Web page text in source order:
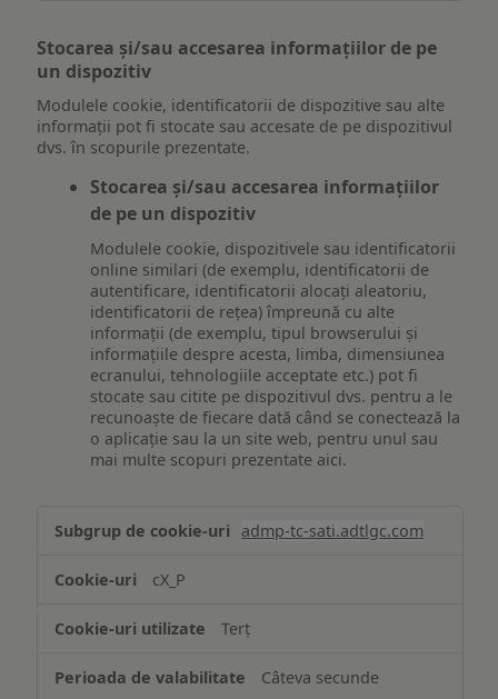
Stocarea și/sau accesarea informațiilor de pe
un dispozitiv
Modulele cookie, identificatorii de dispozitive sau alte
informații pot fi stocate sau accesate de pe dispozitivul
dvs. în scopurile prezentate.
Stocarea și/sau accesarea informațiilor
de pe un dispozitiv
Modulele cookie, dispozitivele sau identificatorii
online similari (de exemplu, identificatorii de
autentificare, identificatorii alocați aleatoriu,
identificatorii de rețea) împreună cu alte
informații (de exemplu, tipul browserului și
informațiile despre acesta, limba, dimensiunea
ecranului, tehnologiile acceptate etc.) pot fi
stocate sau citite pe dispozitivul dvs. pentru a le
recunoaște de fiecare dată când se conectează la
o aplicație sau la un site web, pentru unul sau
mai multe scopuri prezentate aici.
și/sau
informațiilor
pe
dispozitiv
admp-tc-sati.adtlgc.com
cX_P
Terț
Câteva secunde